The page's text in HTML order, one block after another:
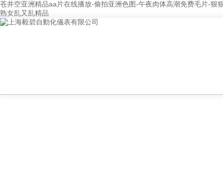
苍井空亚洲精品aa片在线播放-偷拍亚洲色图-午夜肉体高潮免费毛片-
熟女乱又乱精品